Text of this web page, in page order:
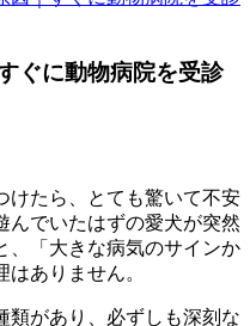
ぐに動物病院を受診
けたら、とても驚いて不安
んでいたはずの愛犬が突然
、「大きな病気のサインか
ありません。
類があり、必ずしも深刻な